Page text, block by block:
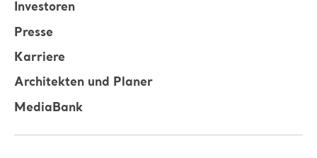
Investoren
Presse
Karriere
Architekten und Planer
MediaBank